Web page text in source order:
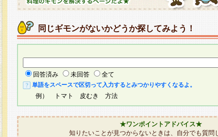
同じギモンがないかどうか探してみよう！
回答済み 未回答 全て
単語をスペースで区切って入力するとみつかりやすくなるよ。
例） トマト 皮むき 方法
★ワンポイントアドバイス★
知りたいことが見つからないときは、自分でも質問